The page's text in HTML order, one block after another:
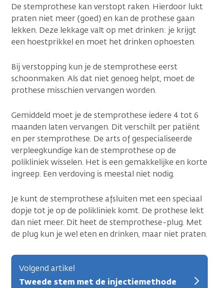
De stemprothese kan verstopt raken. Hierdoor lukt
praten niet meer (goed) en kan de prothese gaan
lekken. Deze lekkage valt op met drinken: je krijgt
een hoestprikkel en moet het drinken ophoesten.
Bij verstopping kun je de stemprothese eerst
schoonmaken. Als dat niet genoeg helpt, moet de
prothese misschien vervangen worden.
Gemiddeld moet je de stemprothese iedere 4 tot 6
maanden laten vervangen. Dit verschilt per patiënt
en per stemprothese. De arts of gespecialiseerde
verpleegkundige kan de stemprothese op de
polikliniek wisselen. Het is een gemakkelijke en korte
ingreep. Een verdoving is meestal niet nodig.
Je kunt de stemprothese afsluiten met een speciaal
dopje tot je op de polikliniek komt. De prothese lekt
dan niet meer. Dit heet de stemprothese-plug. Met
de plug kun je wel eten en drinken, maar niet praten.
Volgend artikel
Tweede stem met de injectiemethode